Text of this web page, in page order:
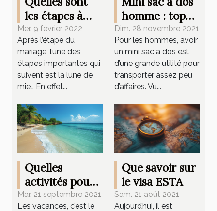
les étapes à
suivre pour
bien organiser
son voyage de
noces?
Mer. 9 février 2022
Après l’étape du
mariage, l’une des
étapes importantes qui
suivent est la lune de
miel. En effet...
homme : top
deux des
meilleurs
modèles 2020
Dim. 28 novembre 2021
Pour les hommes, avoir
un mini sac à dos est
d’une grande utilité pour
transporter assez peu
d’affaires. Vu...
Quelles
activités pour
les vacances ?
Mar. 21 septembre 2021
Les vacances, c’est le
Que savoir sur
le visa ESTA
Sam. 21 août 2021
Aujourd’hui, il est